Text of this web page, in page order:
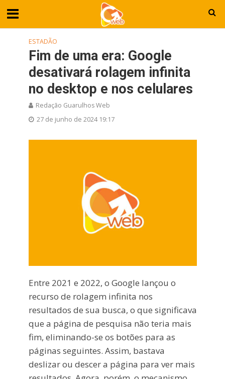
ESTADÃO
Fim de uma era: Google
desativará rolagem infinita
no desktop e nos celulares
Redação Guarulhos Web
27 de junho de 2024 19:17
Entre 2021 e 2022, o Google lançou o
recurso de rolagem infinita nos
resultados de sua busca, o que significava
que a página de pesquisa não teria mais
fim, eliminando-se os botões para as
páginas seguintes. Assim, bastava
deslizar ou descer a página para ver mais